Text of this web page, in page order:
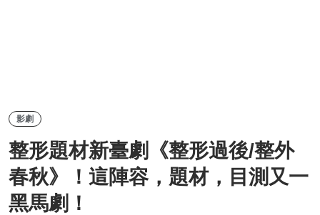
影劇
整形題材新臺劇《整形過後/整外
春秋》！這陣容，題材，目測又一
黑馬劇！